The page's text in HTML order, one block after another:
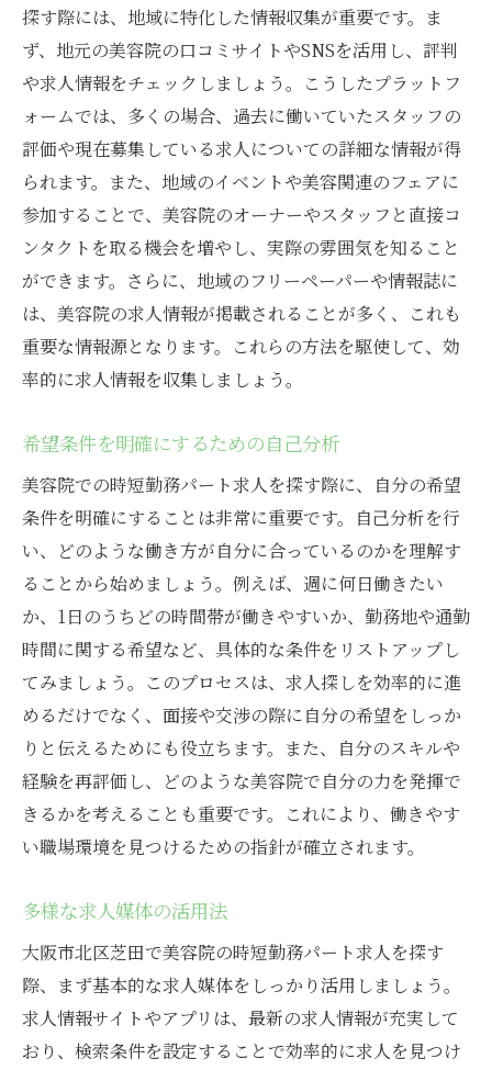
探す際には、地域に特化した情報収集が重要です。ま
ず、地元の美容院の口コミサイトやSNSを活用し、評判
や求人情報をチェックしましょう。こうしたプラットフ
ォームでは、多くの場合、過去に働いていたスタッフの
評価や現在募集している求人についての詳細な情報が得
られます。また、地域のイベントや美容関連のフェアに
参加することで、美容院のオーナーやスタッフと直接コ
ンタクトを取る機会を増やし、実際の雰囲気を知ること
ができます。さらに、地域のフリーペーパーや情報誌に
は、美容院の求人情報が掲載されることが多く、これも
重要な情報源となります。これらの方法を駆使して、効
率的に求人情報を収集しましょう。
希望条件を明確にするための自己分析
美容院での時短勤務パート求人を探す際に、自分の希望
条件を明確にすることは非常に重要です。自己分析を行
い、どのような働き方が自分に合っているのかを理解す
ることから始めましょう。例えば、週に何日働きたい
か、1日のうちどの時間帯が働きやすいか、勤務地や通勤
時間に関する希望など、具体的な条件をリストアップし
てみましょう。このプロセスは、求人探しを効率的に進
めるだけでなく、面接や交渉の際に自分の希望をしっか
りと伝えるためにも役立ちます。また、自分のスキルや
経験を再評価し、どのような美容院で自分の力を発揮で
きるかを考えることも重要です。これにより、働きやす
い職場環境を見つけるための指針が確立されます。
多様な求人媒体の活用法
大阪市北区芝田で美容院の時短勤務パート求人を探す
際、まず基本的な求人媒体をしっかり活用しましょう。
求人情報サイトやアプリは、最新の求人情報が充実して
おり、検索条件を設定することで効率的に求人を見つけ